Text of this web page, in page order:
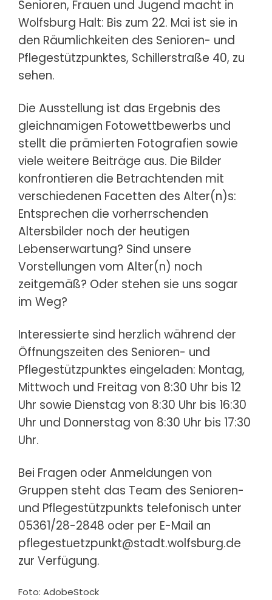
Senioren, Frauen und Jugend macht in
Wolfsburg Halt: Bis zum 22. Mai ist sie in
den Räumlichkeiten des Senioren- und
Pflegestützpunktes, Schillerstraße 40, zu
sehen.
Die Ausstellung ist das Ergebnis des
gleichnamigen Fotowettbewerbs und
stellt die prämierten Fotografien sowie
viele weitere Beiträge aus. Die Bilder
konfrontieren die Betrachtenden mit
verschiedenen Facetten des Alter(n)s:
Entsprechen die vorherrschenden
Altersbilder noch der heutigen
Lebenserwartung? Sind unsere
Vorstellungen vom Alter(n) noch
zeitgemäß? Oder stehen sie uns sogar
im Weg?
Interessierte sind herzlich während der
Öffnungszeiten des Senioren- und
Pflegestützpunktes eingeladen: Montag,
Mittwoch und Freitag von 8:30 Uhr bis 12
Uhr sowie Dienstag von 8:30 Uhr bis 16:30
Uhr und Donnerstag von 8:30 Uhr bis 17:30
Uhr.
Bei Fragen oder Anmeldungen von
Gruppen steht das Team des Senioren-
und Pflegestützpunkts telefonisch unter
05361/28-2848 oder per E-Mail an
pflegestuetzpunkt@stadt.wolfsburg.de
zur Verfügung.
Foto: AdobeStock